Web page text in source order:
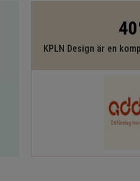
KPLN Design är en